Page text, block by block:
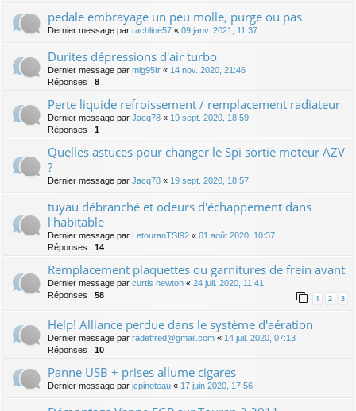
pedale embrayage un peu molle, purge ou pas
Dernier message par rachline57 « 09 janv. 2021, 11:37
Durites dépressions d'air turbo
Dernier message par mig95fr « 14 nov. 2020, 21:46
Réponses : 8
Perte liquide refroissement / remplacement radiateur
Dernier message par Jacq78 « 19 sept. 2020, 18:59
Réponses : 1
Quelles astuces pour changer le Spi sortie moteur AZV
?
Dernier message par Jacq78 « 19 sept. 2020, 18:57
tuyau débranché et odeurs d'échappement dans
l'habitable
Dernier message par LetouranTSI92 « 01 août 2020, 10:37
Réponses : 14
Remplacement plaquettes ou garnitures de frein avant
Dernier message par curtis newton « 24 juil. 2020, 11:41
Réponses : 58 1 2 3
Help! Alliance perdue dans le système d'aération
Dernier message par radetfred@gmail.com « 14 juil. 2020, 07:13
Réponses : 10
Panne USB + prises allume cigares
Dernier message par jcpinoteau « 17 juin 2020, 17:56